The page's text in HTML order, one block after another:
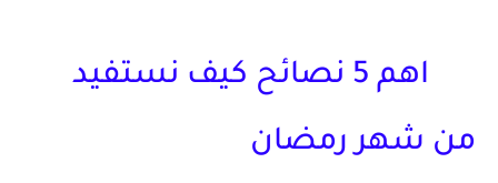
اهم 5 نصائح كيف نستفيد
من شهر رمضان